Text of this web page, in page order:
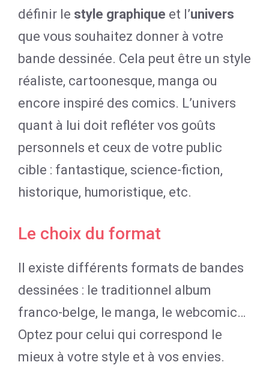
définir le style graphique et l’univers
que vous souhaitez donner à votre
bande dessinée. Cela peut être un style
réaliste, cartoonesque, manga ou
encore inspiré des comics. L’univers
quant à lui doit refléter vos goûts
personnels et ceux de votre public
cible : fantastique, science-fiction,
historique, humoristique, etc.
Le choix du format
Il existe différents formats de bandes
dessinées : le traditionnel album
franco-belge, le manga, le webcomic…
Optez pour celui qui correspond le
mieux à votre style et à vos envies.